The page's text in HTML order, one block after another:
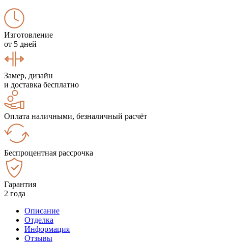
Изготовление
от 5 дней
Замер, дизайн
и доставка бесплатно
Оплата наличными, безналичный расчёт
Беспроцентная рассрочка
Гарантия
2 года
Описание
Отделка
Информация
Отзывы